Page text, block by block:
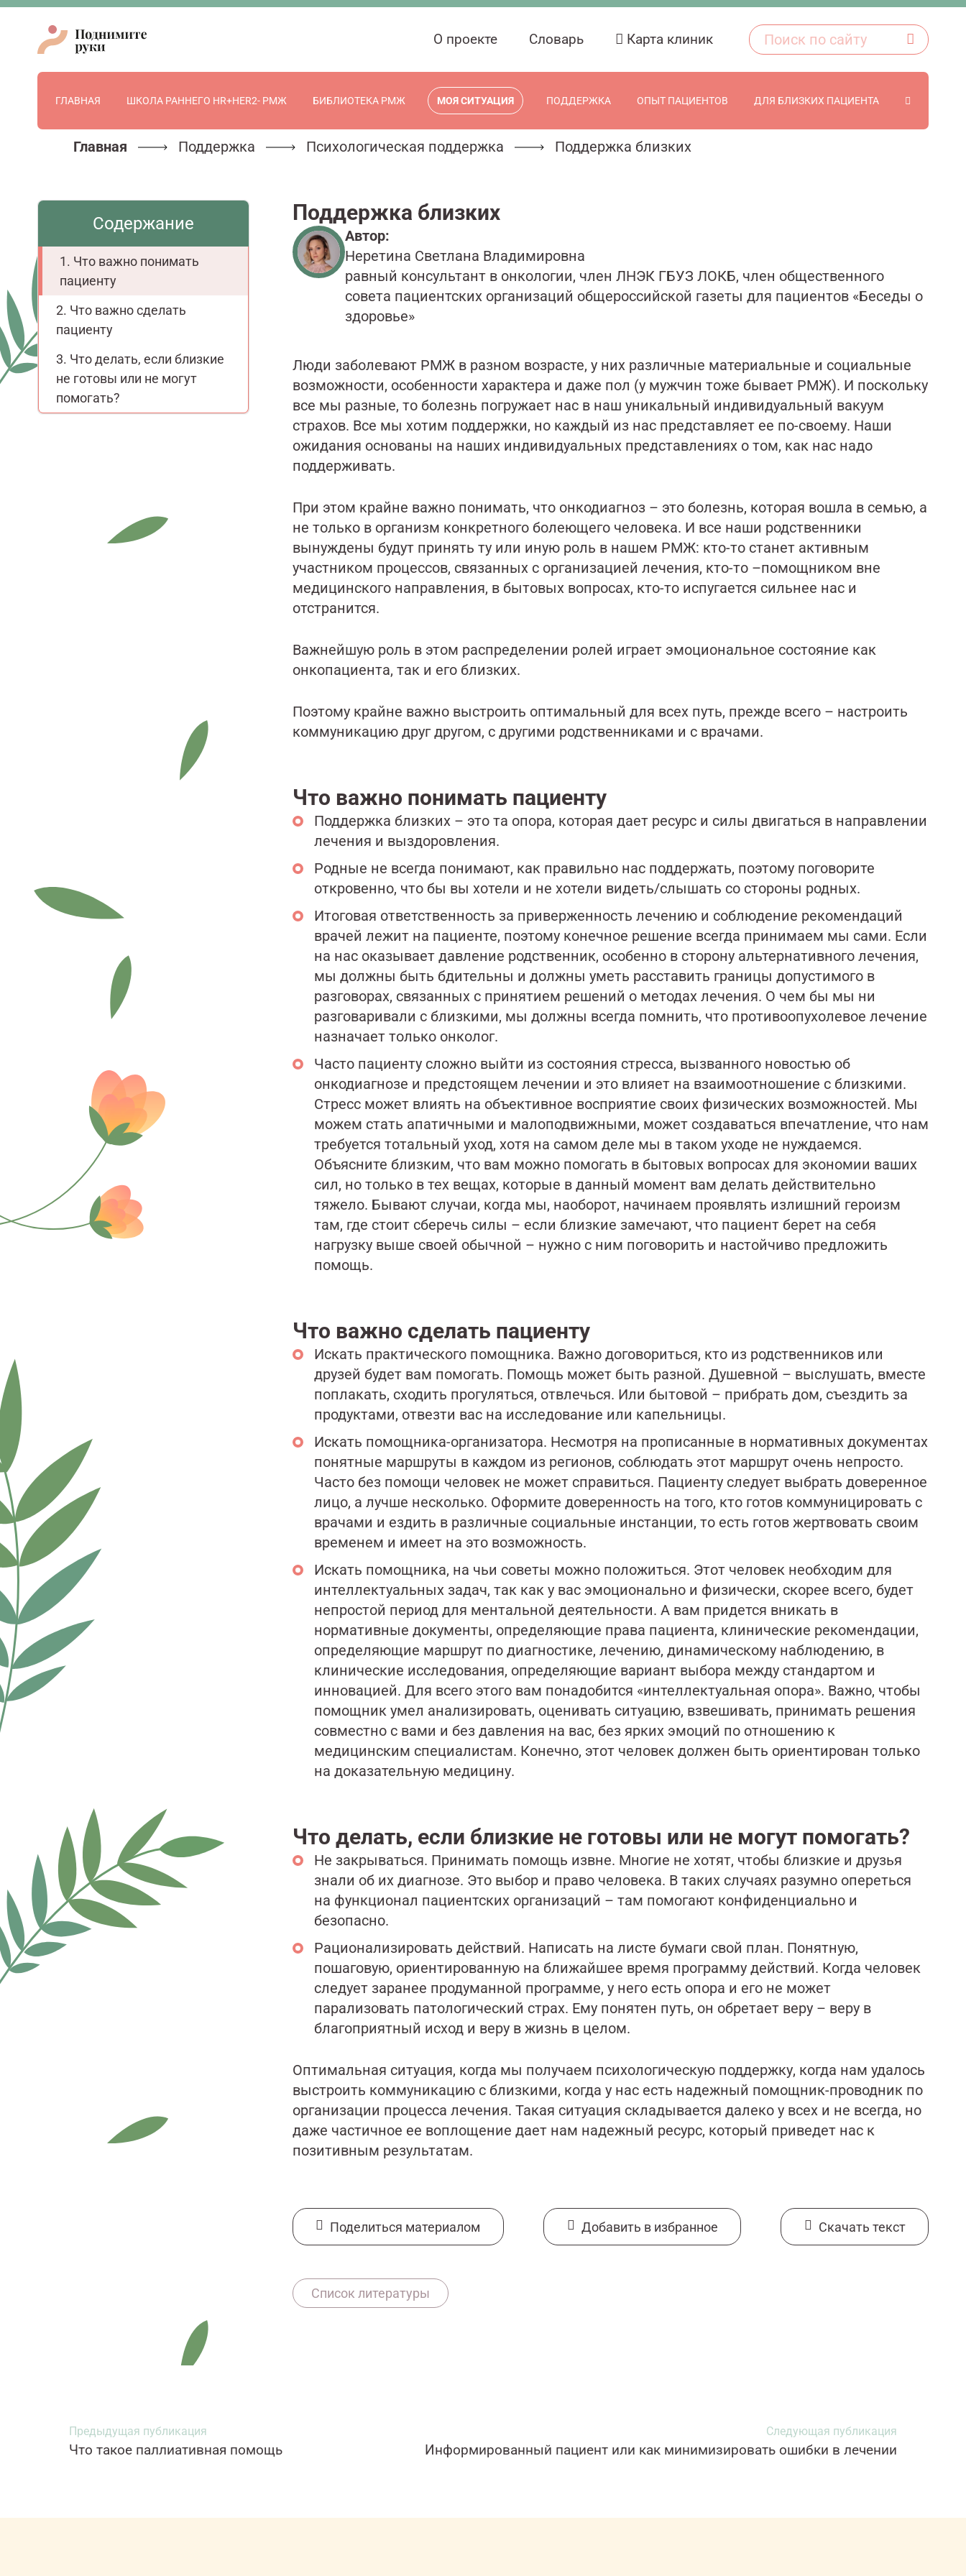
О проекте Словарь Карта клиник
ГЛАВНАЯ ШКОЛА РАННЕГО HR+HER2- РМЖ БИБЛИОТЕКА РМЖ МОЯ СИТУАЦИЯ ПОДДЕРЖКА ОПЫТ ПАЦИЕНТОВ ДЛЯ БЛИЗКИХ ПАЦИЕНТА
Главная Поддержка Психологическая поддержка Поддержка близких
Содержание
Что важно понимать
пациенту
Что важно сделать
пациенту
Что делать, если близкие
не готовы или не могут
помогать?
Поддержка близких
Автор:
Неретина Светлана Владимировна
равный консультант в онкологии, член ЛНЭК ГБУЗ ЛОКБ, член общественного
совета пациентских организаций общероссийской газеты для пациентов «Беседы о
здоровье»
Люди заболевают РМЖ в разном возрасте, у них различные материальные и социальные
возможности, особенности характера и даже пол (у мужчин тоже бывает РМЖ). И поскольку
все мы разные, то болезнь погружает нас в наш уникальный индивидуальный вакуум
страхов. Все мы хотим поддержки, но каждый из нас представляет ее по-своему. Наши
ожидания основаны на наших индивидуальных представлениях о том, как нас надо
поддерживать.
При этом крайне важно понимать, что онкодиагноз – это болезнь, которая вошла в семью, а
не только в организм конкретного болеющего человека. И все наши родственники
вынуждены будут принять ту или иную роль в нашем РМЖ: кто-то станет активным
участником процессов, связанных с организацией лечения, кто-то –помощником вне
медицинского направления, в бытовых вопросах, кто-то испугается сильнее нас и
отстранится.
Важнейшую роль в этом распределении ролей играет эмоциональное состояние как
онкопациента, так и его близких.
Поэтому крайне важно выстроить оптимальный для всех путь, прежде всего – настроить
коммуникацию друг другом, с другими родственниками и с врачами.
Что важно понимать пациенту
Поддержка близких – это та опора, которая дает ресурс и силы двигаться в направлении
лечения и выздоровления.
Родные не всегда понимают, как правильно нас поддержать, поэтому поговорите
откровенно, что бы вы хотели и не хотели видеть/слышать со стороны родных.
Итоговая ответственность за приверженность лечению и соблюдение рекомендаций
врачей лежит на пациенте, поэтому конечное решение всегда принимаем мы сами. Если
на нас оказывает давление родственник, особенно в сторону альтернативного лечения,
мы должны быть бдительны и должны уметь расставить границы допустимого в
разговорах, связанных с принятием решений о методах лечения. О чем бы мы ни
разговаривали с близкими, мы должны всегда помнить, что противоопухолевое лечение
назначает только онколог.
Часто пациенту сложно выйти из состояния стресса, вызванного новостью об
онкодиагнозе и предстоящем лечении и это влияет на взаимоотношение с близкими.
Стресс может влиять на объективное восприятие своих физических возможностей. Мы
можем стать апатичными и малоподвижными, может создаваться впечатление, что нам
требуется тотальный уход, хотя на самом деле мы в таком уходе не нуждаемся.
Объясните близким, что вам можно помогать в бытовых вопросах для экономии ваших
сил, но только в тех вещах, которые в данный момент вам делать действительно
тяжело. Бывают случаи, когда мы, наоборот, начинаем проявлять излишний героизм
там, где стоит сберечь силы – если близкие замечают, что пациент берет на себя
нагрузку выше своей обычной – нужно с ним поговорить и настойчиво предложить
помощь.
Что важно сделать пациенту
Искать практического помощника. Важно договориться, кто из родственников или
друзей будет вам помогать. Помощь может быть разной. Душевной – выслушать, вместе
поплакать, сходить прогуляться, отвлечься. Или бытовой – прибрать дом, съездить за
продуктами, отвезти вас на исследование или капельницы.
Искать помощника-организатора. Несмотря на прописанные в нормативных документах
понятные маршруты в каждом из регионов, соблюдать этот маршрут очень непросто.
Часто без помощи человек не может справиться. Пациенту следует выбрать доверенное
лицо, а лучше несколько. Оформите доверенность на того, кто готов коммуницировать с
врачами и ездить в различные социальные инстанции, то есть готов жертвовать своим
временем и имеет на это возможность.
Искать помощника, на чьи советы можно положиться. Этот человек необходим для
интеллектуальных задач, так как у вас эмоционально и физически, скорее всего, будет
непростой период для ментальной деятельности. А вам придется вникать в
нормативные документы, определяющие права пациента, клинические рекомендации,
определяющие маршрут по диагностике, лечению, динамическому наблюдению, в
клинические исследования, определяющие вариант выбора между стандартом и
инновацией. Для всего этого вам понадобится «интеллектуальная опора». Важно, чтобы
помощник умел анализировать, оценивать ситуацию, взвешивать, принимать решения
совместно с вами и без давления на вас, без ярких эмоций по отношению к
медицинским специалистам. Конечно, этот человек должен быть ориентирован только
на доказательную медицину.
Что делать, если близкие не готовы или не могут помогать?
Не закрываться. Принимать помощь извне. Многие не хотят, чтобы близкие и друзья
знали об их диагнозе. Это выбор и право человека. В таких случаях разумно опереться
на функционал пациентских организаций – там помогают конфиденциально и
безопасно.
Рационализировать действий. Написать на листе бумаги свой план. Понятную,
пошаговую, ориентированную на ближайшее время программу действий. Когда человек
следует заранее продуманной программе, у него есть опора и его не может
парализовать патологический страх. Ему понятен путь, он обретает веру – веру в
благоприятный исход и веру в жизнь в целом.
Оптимальная ситуация, когда мы получаем психологическую поддержку, когда нам удалось
выстроить коммуникацию с близкими, когда у нас есть надежный помощник-проводник по
организации процесса лечения. Такая ситуация складывается далеко у всех и не всегда, но
даже частичное ее воплощение дает нам надежный ресурс, который приведет нас к
позитивным результатам.
Поделиться материалом Добавить в избранное Cкачать текст
11607081/onco/web/03.26/0
Список литературы
Предыдущая публикация
Что такое паллиативная помощь
Следующая публикация
Информированный пациент или как минимизировать ошибки в лечении